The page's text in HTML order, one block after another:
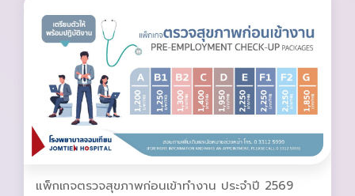
แพ็กเกจตรวจสุขภาพก่อนเข้าทำงาน ประจำปี 2569